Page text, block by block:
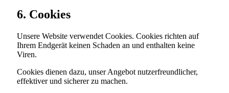
6. Cookies
Unsere Website verwendet Cookies. Cookies richten auf
Ihrem Endgerät keinen Schaden an und enthalten keine
Viren.
Cookies dienen dazu, unser Angebot nutzerfreundlicher,
effektiver und sicherer zu machen.